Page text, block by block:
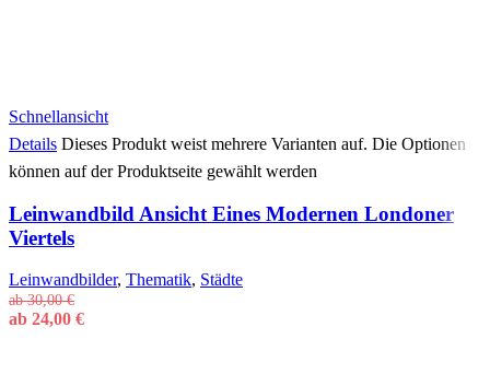
Schnellansicht
Details Dieses Produkt weist mehrere Varianten auf. Die Optionen
können auf der Produktseite gewählt werden
Leinwandbild Ansicht Eines Modernen Londoner
Viertels
Leinwandbilder, Thematik, Städte
ab30,00€
ab 24,00 €